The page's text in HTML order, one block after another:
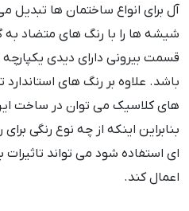
آل برای انواع ساختمان ها
شیشه ها را با رنگ های متضاد به
قسمت بیرونی دارای دیدی یکپارچه
باشد. علاوه بر رنگ های
های کلاسیک می توان در ساخت
بنابراین اینکه از چه نوع رنگی
ای استفاده شود می تواند
اعمال کند.